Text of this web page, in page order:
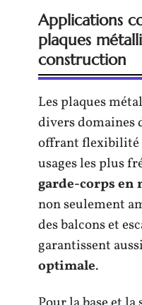
Applications
plaques
construction
Les plaques
divers domaines
offrant flexibilité
usages les plus
garde-corps en
non seulement
des balcons et
garantissent
optimale.